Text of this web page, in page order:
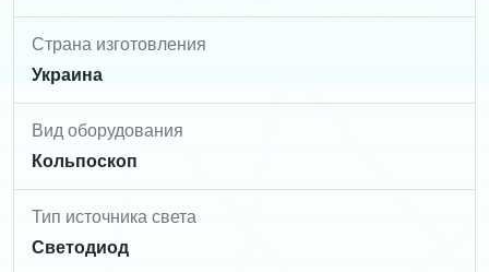
Страна изготовления
Украина
Вид оборудования
Кольпоскоп
Тип источника света
Светодиод